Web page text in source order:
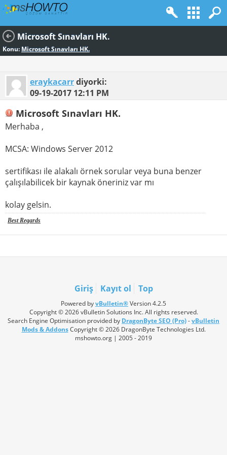
Microsoft Sınavları HK.
Konu: Microsoft Sınavları HK.
eraykacarrdiyorki:
09-19-2017 12:11 PM
Microsoft Sınavları HK.
Merhaba ,
MCSA: Windows Server 2012
sertifikası ile alakalı örnek sorular veya buna benzer
çalışılabilicek bir kaynak öneriniz var mı
kolay gelsin.
Best Regards
Giriş Kayıt ol Top
Powered byvBulletin®Version 4.2.5
Copyright © 2026 vBulletin Solutions Inc. All rights reserved.
Search Engine Optimisation provided by DragonByte SEO (Pro)-vBulletin
Mods & AddonsCopyright © 2026 DragonByte Technologies Ltd.
mshowto.org | 2005 - 2019